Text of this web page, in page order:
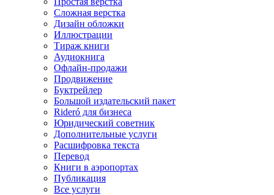
Сложная верстка
Дизайн обложки
Иллюстрации
Тираж книги
Аудиокнига
Офлайн-продажи
Продвижение
Буктрейлер
Большой издательский пакет
Rideró для бизнеса
Юридический советник
Дополнительные услуги
Расшифровка текста
Перевод
Книги в аэропортах
Публикация
Все услуги